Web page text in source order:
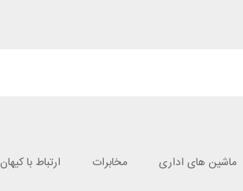
ماشین های اداری مخابرات ارتباط با کیهان